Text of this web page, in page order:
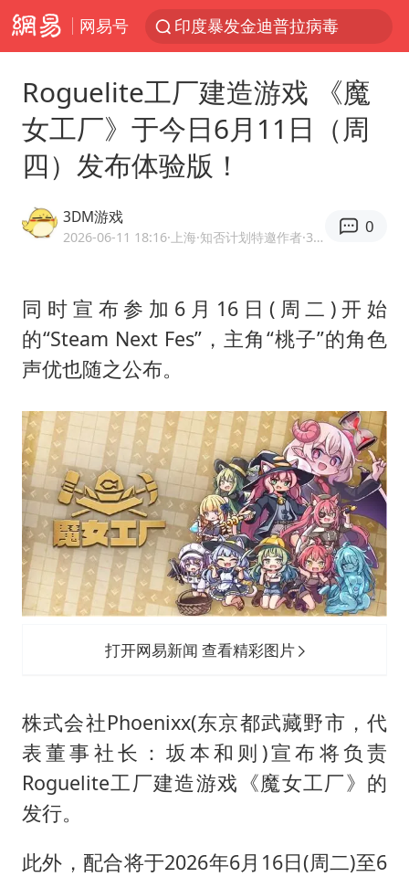
网易号
印度暴发金迪普拉病毒
80后女柜员获聘4200亿银行副行长
“梅姨”已是老年人 死刑或适用受限
美国退回1000亿美元关税
你常吃的兰州拉面要改名了
南大数院院长疑辞职信里写不想干了
小伙靠AI减肥 45天瘦40斤进了ICU
李亚鹏向地铁吐血女孩捐99999元
新华社权威快报|我国编制完成新版全月地质图
中国经济展现强大韧性和活力
Roguelite工厂建造游戏 《魔
女工厂》于今日6月11日（周
四）发布体验版！
3DM游戏
2026-06-11 18:16·上海 ·知否计划特邀作者·3DMGAME官方网易号
0
同时宣布参加6月16日(周二)开始
的“Steam Next Fes”，主角“桃子”的角色
声优也随之公布。
打开网易新闻 查看精彩图片
株式会社Phoenixx(东京都武藏野市，代
表董事社长：坂本和则)宣布将负责
Roguelite工厂建造游戏《魔女工厂》的
发行。
此外，配合将于2026年6月16日(周二)至6